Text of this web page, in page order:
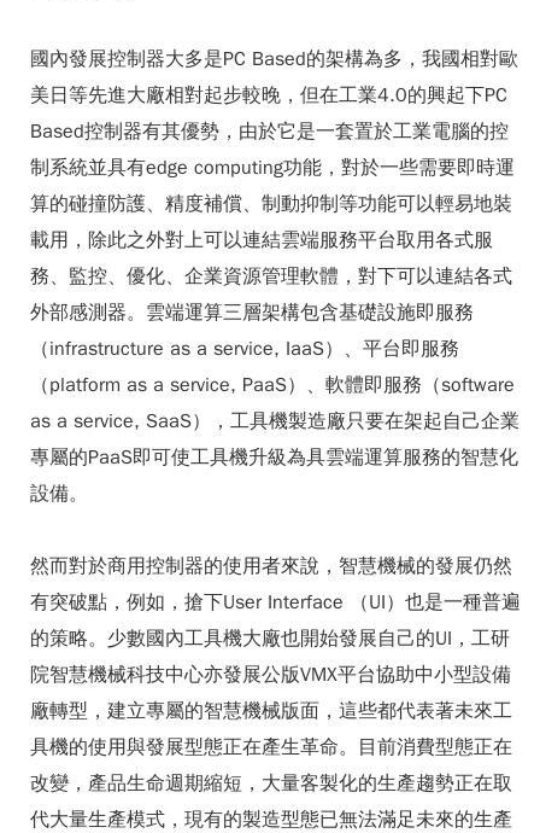
國內發展控制器大多是PC Based的架構為多，我國相對歐
美日等先進大廠相對起步較晚，但在工業4.0的興起下PC
Based控制器有其優勢，由於它是一套置於工業電腦的控
制系統並具有edge computing功能，對於一些需要即時運
算的碰撞防護、精度補償、制動抑制等功能可以輕易地裝
載用，除此之外對上可以連結雲端服務平台取用各式服
務、監控、優化、企業資源管理軟體，對下可以連結各式
外部感測器。雲端運算三層架構包含基礎設施即服務
（infrastructure as a service, IaaS）、平台即服務
（platform as a service, PaaS）、軟體即服務（software
as a service, SaaS），工具機製造廠只要在架起自己企業
專屬的PaaS即可使工具機升級為具雲端運算服務的智慧化
設備。
然而對於商用控制器的使用者來說，智慧機械的發展仍然
有突破點，例如，搶下User Interface （UI）也是一種普遍
的策略。少數國內工具機大廠也開始發展自己的UI，工研
院智慧機械科技中心亦發展公版VMX平台協助中小型設備
廠轉型，建立專屬的智慧機械版面，這些都代表著未來工
具機的使用與發展型態正在產生革命。目前消費型態正在
改變，產品生命週期縮短，大量客製化的生產趨勢正在取
代大量生產模式，現有的製造型態已無法滿足未來的生產